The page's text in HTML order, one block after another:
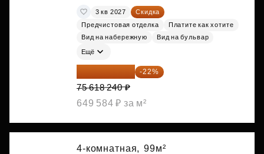
3 кв 2027
Скидка
Предчистовая отделка
Платите как хотите
Вид на набережную
Вид на бульвар
Ещё
58 982 227 ₽ -22%
75 618 240 ₽
649 584 ₽ за м²
4-комнатная, 99м²